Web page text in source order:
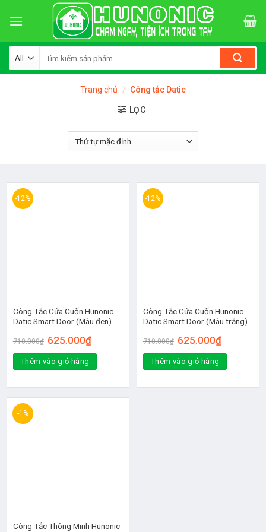
kiếm:
Trang chủ / Công tắc Datic
LỌC
-12%
Công Tắc Cửa Cuốn Hunonic
Datic Smart Door (Màu đen)
710.000₫ Giá
gốc
là:
710.000₫.
625.000₫Giá
tại
625.000₫.
Thêm vào giỏ hàng
-12%
Công Tắc Cửa Cuốn Hunonic
Datic Smart Door (Màu trắng)
710.000₫ Giá
gốc
là:
710.000₫.
625.000₫Giá
tại
625.000₫.
Thêm vào giỏ hàng
-1%
Công Tắc Thông Minh Hunonic